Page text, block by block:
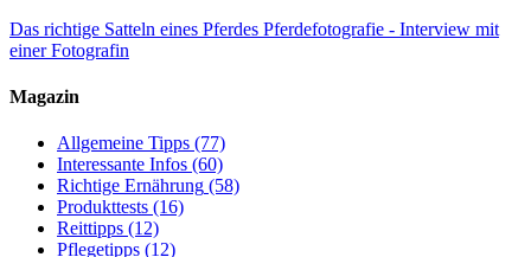
Das richtige Satteln eines Pferdes Pferdefotografie - Interview mit
einer Fotografin
Magazin
Allgemeine Tipps (77)
Interessante Infos (60)
Richtige Ernährung (58)
Produkttests (16)
Reittipps (12)
Pflegetipps (12)